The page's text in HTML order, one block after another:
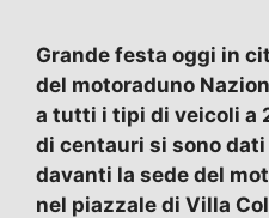
Grande festa oggi in
del motoraduno
a tutti i tipi di veicoli a
di centauri si sono
davanti la sede del
nel piazzale di Villa